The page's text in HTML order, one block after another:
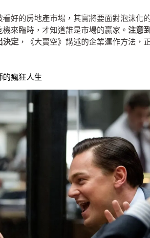
好的房地產市場，其實將要面對泡沫化
來臨時，才知道誰是市場的贏家。 注意
決定 ，《大賣空》講述的企業運作方法，
的瘋狂人生